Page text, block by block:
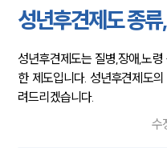
성년후견제도 종
성년후견제도는 질병,장애,노
한 제도입니다. 성년후견제도
려드리겠습니다.
수